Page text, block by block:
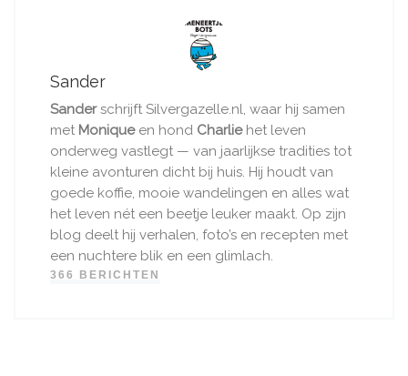
Sander
Sanderschrijft Silvergazelle.nl, waar hij samen
met Moniqueen hond Charliehet leven
onderweg vastlegt — van jaarlijkse tradities tot
kleine avonturen dicht bij huis. Hij houdt van
goede koffie, mooie wandelingen en alles wat
het leven nét een beetje leuker maakt. Op zijn
blog deelt hij verhalen, foto’s en recepten met
een nuchtere blik en een glimlach.
366 BERICHTEN